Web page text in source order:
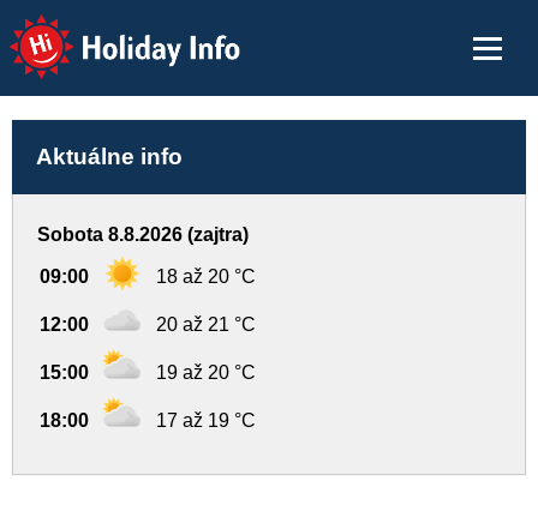
Holiday Info
Aktuálne info
Sobota 8.8.2026 (zajtra)
09:00 18 až 20 °C
12:00 20 až 21 °C
15:00 19 až 20 °C
18:00 17 až 19 °C